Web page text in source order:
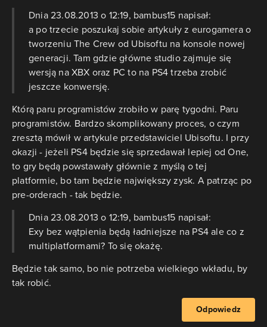
Dnia 23.08.2013 o 12:19, bambus15 napisał:
a po trzecie poszukaj sobie artykuły z eurogamera o
tworzeniu The Crew od Ubisoftu na konsole nowej
generacji. Tam gdzie główne studio zajmuje się
wersją na XBX oraz PC to na PS4 trzeba zrobić
jeszcze konwersję.
Którą paru programistów zrobiło w parę tygodni. Paru
programistów. Bardzo skomplikowany proces, o czym
zresztą mówił w artykule przedstawiciel Ubisoftu. I przy
okazji - jeżeli PS4 będzie się sprzedawał lepiej od One,
to gry będą powstawały głównie z myślą o tej
platformie, bo tam będzie największy zysk. A patrząc po
pre-orderach - tak będzie.
Dnia 23.08.2013 o 12:19, bambus15 napisał:
Exy bez wątpienia będą ładniejsze na PS4 ale co z
multiplatformami? To się okażę.
Będzie tak samo, bo nie potrzeba wielkiego wkładu, by
tak robić.
Odpowiedz